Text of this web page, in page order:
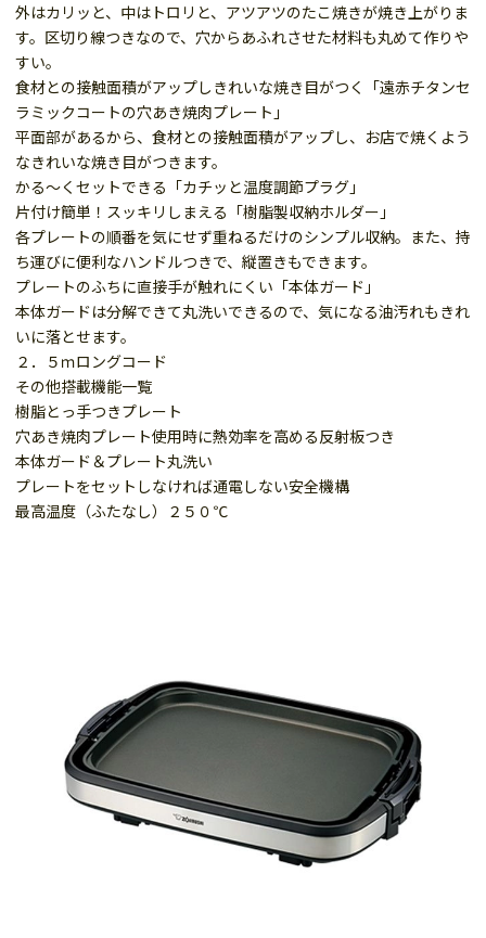
外はカリッと、中はトロリと、アツアツのたこ焼きが焼き上がりま
す。区切り線つきなので、穴からあふれさせた材料も丸めて作りや
すい。
食材との接触面積がアップしきれいな焼き目がつく「遠赤チタンセ
ラミックコートの穴あき焼肉プレート」
平面部があるから、食材との接触面積がアップし、お店で焼くよう
なきれいな焼き目がつきます。
かる～くセットできる「カチッと温度調節プラグ」
片付け簡単！スッキリしまえる「樹脂製収納ホルダー」
各プレートの順番を気にせず重ねるだけのシンプル収納。また、持
ち運びに便利なハンドルつきで、縦置きもできます。
プレートのふちに直接手が触れにくい「本体ガード」
本体ガードは分解できて丸洗いできるので、気になる油汚れもきれ
いに落とせます。
２．５ｍロングコード
その他搭載機能一覧
樹脂とっ手つきプレート
穴あき焼肉プレート使用時に熱効率を高める反射板つき
本体ガード＆プレート丸洗い
プレートをセットしなければ通電しない安全機構
最高温度（ふたなし）２５０℃